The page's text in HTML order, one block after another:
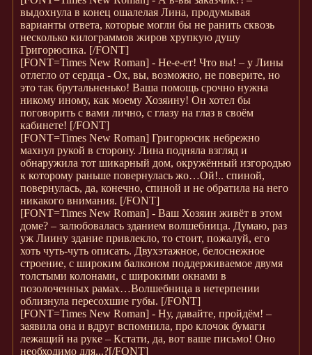
выдохнула в конец ошалелая Лина, продумывая
варианты ответа, которые могли бы не ранить сквозь
несколько килограммов жиров хрупкую душу
Григорюсика. [/FONT]
[FONT=Times New Roman] - Не-е-ет! Что вы! – у Лины
отлегло от сердца - Ох, вы, возможно, не поверите, но
это так брутальненько! Ваша помощь срочно нужна
никому иному, как моему Хозяину! Он хотел бы
поговорить с вами лично, с глазу на глаз в своём
кабинете! [/FONT]
[FONT=Times New Roman] Григорюсик небрежно
махнул рукой в сторону. Лина подняла взгляд и
обнаружила тот шикарный дом, окружённый изгородью
к которому раньше повернулась жо…Ой!.. спиной,
повернулась, да, конечно, спиной и не обратила на него
никакого внимания. [/FONT]
[FONT=Times New Roman] - Ваш Хозяин живёт в этом
доме? – залюбовалась зданием волшебница. Думаю, раз
уж Лиину здание привлекло, то стоит, пожалуй, его
хоть чуть-чуть описать. Двухэтажное, белоснежное
строение, с широким балконом поддерживаемое двумя
толстыми колонами, с широкими окнами в
позолоченных рамах…Волшебница в нетерпении
облизнула пересохшие губы. [/FONT]
[FONT=Times New Roman] - Ну, давайте, пройдём! –
заявила она и вдруг вспомнила, про клочок бумаги
лежащий на руке – Кстати, да, вот ваше письмо! Оно
необходимо для...?[/FONT]